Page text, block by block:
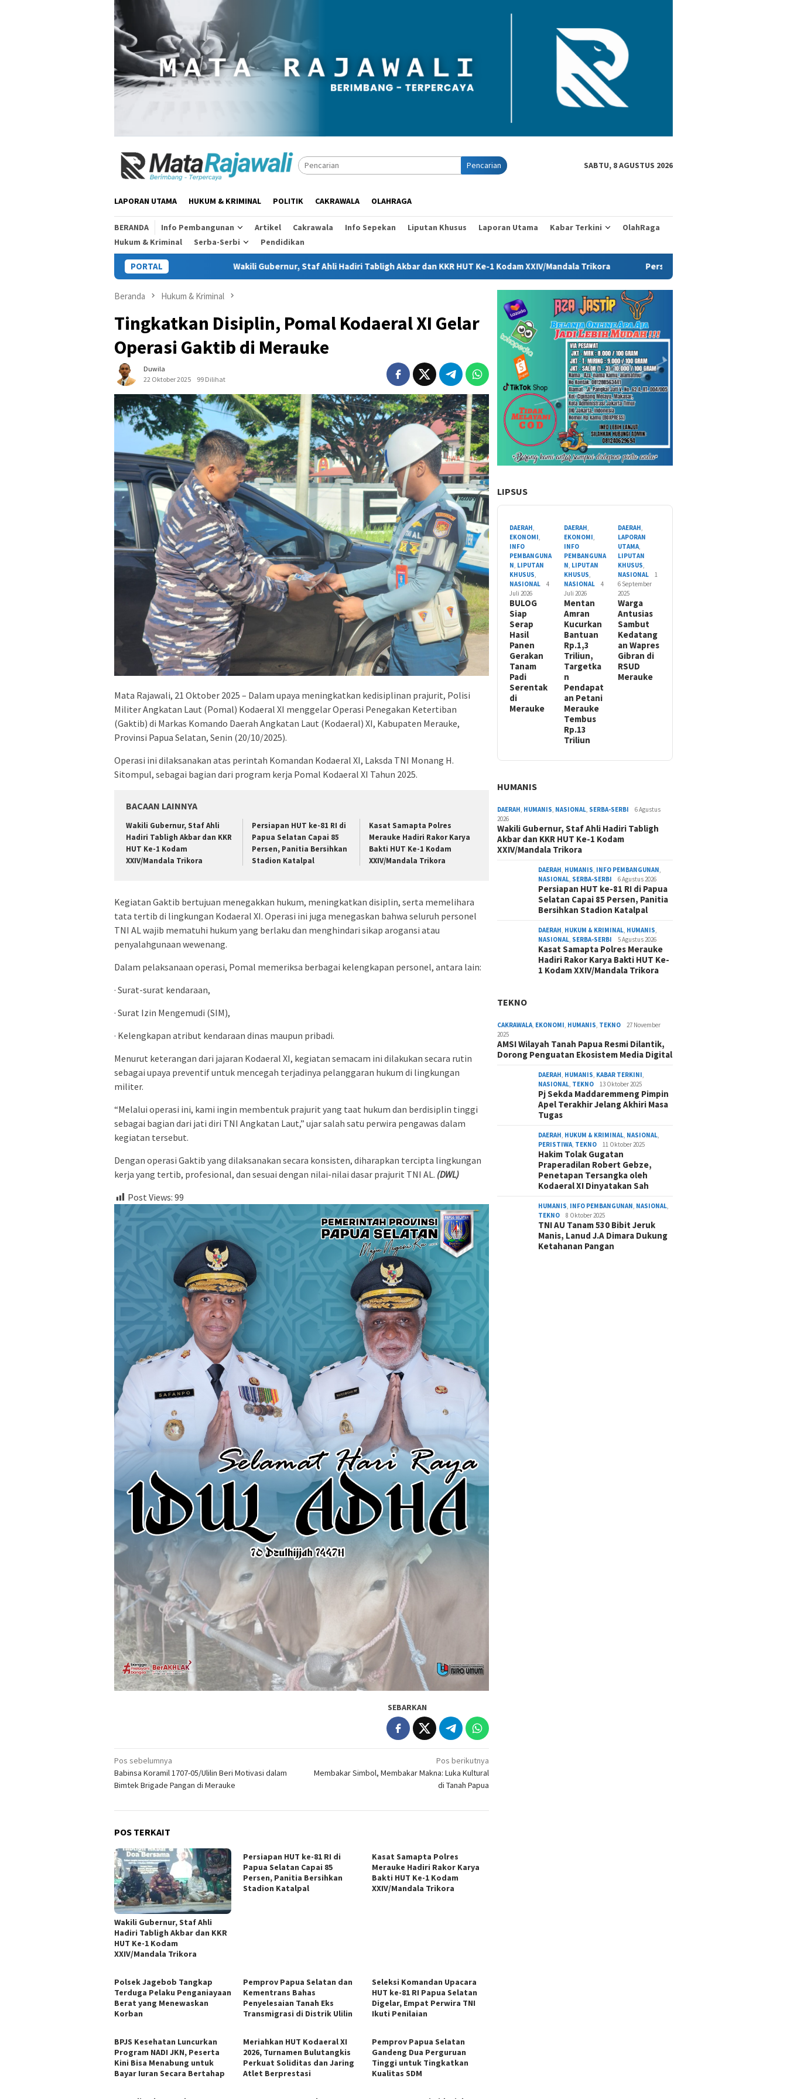
Pencarian SABTU, 8 AGUSTUS 2026
LAPORAN UTAMA HUKUM & KRIMINAL POLITIK CAKRAWALA OLAHRAGA
BERANDA Info Pembangunan Artikel Cakrawala Info Sepekan Liputan Khusus Laporan Utama Kabar Terkini
OlahRaga
Hukum & Kriminal
Serba-Serbi Pendidikan
PORTAL
Wakili Gubernur, Staf Ahli Hadiri Tabligh Akbar dan KKR HUT Ke-1 Kodam XXIV/Mandala Trikora Persiapan HUT ke-81 RI di Papua Selatan Capai 85 Persen,
Beranda Hukum & Kriminal
Tingkatkan Disiplin, Pomal Kodaeral XI Gelar
Operasi Gaktib di Merauke
Duwila
22 Oktober 2025
99 Dilihat
Mata Rajawali, 21 Oktober 2025 – Dalam upaya meningkatkan kedisiplinan prajurit, Polisi
Militer Angkatan Laut (Pomal) Kodaeral XI menggelar Operasi Penegakan Ketertiban
(Gaktib) di Markas Komando Daerah Angkatan Laut (Kodaeral) XI, Kabupaten Merauke,
Provinsi Papua Selatan, Senin (20/10/2025).
Operasi ini dilaksanakan atas perintah Komandan Kodaeral XI, Laksda TNI Monang H.
Sitompul, sebagai bagian dari program kerja Pomal Kodaeral XI Tahun 2025.
BACAAN LAINNYA
Wakili Gubernur, Staf Ahli
Hadiri Tabligh Akbar dan KKR
HUT Ke-1 Kodam
XXIV/Mandala Trikora
Persiapan HUT ke-81 RI di
Papua Selatan Capai 85
Persen, Panitia Bersihkan
Stadion Katalpal
Kasat Samapta Polres
Merauke Hadiri Rakor Karya
Bakti HUT Ke-1 Kodam
XXIV/Mandala Trikora
Kegiatan Gaktib bertujuan menegakkan hukum, meningkatkan disiplin, serta memelihara
tata tertib di lingkungan Kodaeral XI. Operasi ini juga menegaskan bahwa seluruh personel
TNI AL wajib mematuhi hukum yang berlaku dan menghindari sikap arogansi atau
penyalahgunaan wewenang.
Dalam pelaksanaan operasi, Pomal memeriksa berbagai kelengkapan personel, antara lain:
· Surat-surat kendaraan,
· Surat Izin Mengemudi (SIM),
· Kelengkapan atribut kendaraan dinas maupun pribadi.
Menurut keterangan dari jajaran Kodaeral XI, kegiatan semacam ini dilakukan secara rutin
sebagai upaya preventif untuk mencegah terjadinya pelanggaran hukum di lingkungan
militer.
“Melalui operasi ini, kami ingin membentuk prajurit yang taat hukum dan berdisiplin tinggi
sebagai bagian dari jati diri TNI Angkatan Laut,” ujar salah satu perwira pengawas dalam
kegiatan tersebut.
Dengan operasi Gaktib yang dilaksanakan secara konsisten, diharapkan tercipta lingkungan
kerja yang tertib, profesional, dan sesuai dengan nilai-nilai dasar prajurit TNI AL. (DWL)
Post Views: 99
SEBARKAN
Navigasi
pos
Pos sebelumnya
Babinsa Koramil 1707-05/Ulilin Beri Motivasi dalam
Bimtek Brigade Pangan di Merauke
Pos berikutnya
Membakar Simbol, Membakar Makna: Luka Kultural
di Tanah Papua
POS TERKAIT
Wakili Gubernur, Staf Ahli
Hadiri Tabligh Akbar dan KKR
HUT Ke-1 Kodam
XXIV/Mandala Trikora
Persiapan HUT ke-81 RI di
Papua Selatan Capai 85
Persen, Panitia Bersihkan
Stadion Katalpal
Kasat Samapta Polres
Merauke Hadiri Rakor Karya
Bakti HUT Ke-1 Kodam
XXIV/Mandala Trikora
Polsek Jagebob Tangkap
Terduga Pelaku Penganiayaan
Berat yang Menewaskan
Korban
Pemprov Papua Selatan dan
Kementrans Bahas
Penyelesaian Tanah Eks
Transmigrasi di Distrik Ulilin
Seleksi Komandan Upacara
HUT ke-81 RI Papua Selatan
Digelar, Empat Perwira TNI
Ikuti Penilaian
BPJS Kesehatan Luncurkan
Program NADI JKN, Peserta
Kini Bisa Menabung untuk
Bayar Iuran Secara Bertahap
Meriahkan HUT Kodaeral XI
2026, Turnamen Bulutangkis
Perkuat Soliditas dan Jaring
Atlet Berprestasi
Pemprov Papua Selatan
Gandeng Dua Perguruan
Tinggi untuk Tingkatkan
Kualitas SDM
LIPSUS
DAERAH
EKONOMI
INFO
PEMBANGUNA
N LIPUTAN
KHUSUS
NASIONAL
4
Juli 2026
BULOG
Siap
Serap
Hasil
Panen
Gerakan
Tanam
Padi
Serentak
di
Merauke
DAERAH
EKONOMI
INFO
PEMBANGUNA
N LIPUTAN
KHUSUS
NASIONAL
4
Juli 2026
Mentan
Amran
Kucurkan
Bantuan
Rp.1,3
Triliun,
Targetka
n
Pendapat
an Petani
Merauke
Tembus
Rp.13
Triliun
DAERAH
LAPORAN
UTAMA
LIPUTAN
KHUSUS
NASIONAL
1
6 September
2025
Warga
Antusias
Sambut
Kedatang
an Wapres
Gibran di
RSUD
Merauke
HUMANIS
DAERAH HUMANIS NASIONAL SERBA-SERBI
6 Agustus
2026
Wakili Gubernur, Staf Ahli Hadiri Tabligh
Akbar dan KKR HUT Ke-1 Kodam
XXIV/Mandala Trikora
DAERAH HUMANIS INFO PEMBANGUNAN
NASIONAL SERBA-SERBI 6 Agustus 2026
Persiapan HUT ke-81 RI di Papua
Selatan Capai 85 Persen, Panitia
Bersihkan Stadion Katalpal
DAERAH HUKUM & KRIMINAL HUMANIS
NASIONAL SERBA-SERBI 5 Agustus 2026
Kasat Samapta Polres Merauke
Hadiri Rakor Karya Bakti HUT Ke-
1 Kodam XXIV/Mandala Trikora
TEKNO
CAKRAWALA EKONOMI HUMANIS TEKNO
27 November
2025
AMSI Wilayah Tanah Papua Resmi Dilantik,
Dorong Penguatan Ekosistem Media Digital
DAERAH HUMANIS KABAR TERKINI
NASIONAL TEKNO 13 Oktober 2025
Pj Sekda Maddaremmeng Pimpin
Apel Terakhir Jelang Akhiri Masa
Tugas
DAERAH HUKUM & KRIMINAL NASIONAL
PERISTIWA TEKNO 11 Oktober 2025
Hakim Tolak Gugatan
Praperadilan Robert Gebze,
Penetapan Tersangka oleh
Kodaeral XI Dinyatakan Sah
HUMANIS INFO PEMBANGUNAN NASIONAL
TEKNO
8 Oktober 2025
TNI AU Tanam 530 Bibit Jeruk
Manis, Lanud J.A Dimara Dukung
Ketahanan Pangan